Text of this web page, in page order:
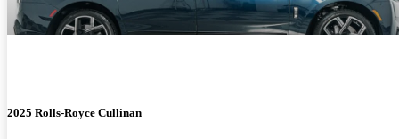
2025 Rolls-Royce Cullinan